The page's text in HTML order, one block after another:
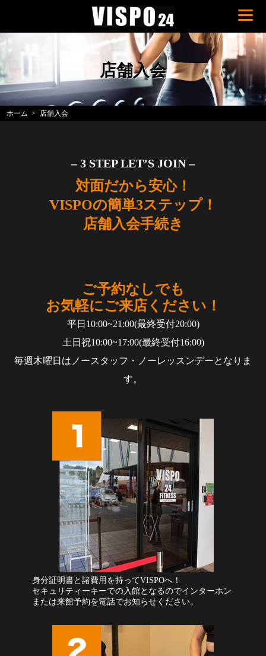
店舗入会
ホーム 店舗入会
– 3 STEP LET’S JOIN –
対面だから安心！
VISPOの簡単3ステップ！
店舗入会手続き
ご予約なしでも
お気軽にご来店ください！
平日10:00~21:00(最終受付20:00)
土日祝10:00~17:00(最終受付16:00)
毎週木曜日はノースタッフ・ノーレッスンデーとなりま
す。
身分証明書と諸費用を持ってVISPOへ！
セキュリティーキーでの入館となるのでインターホン
または来館予約を電話でお知らせください。